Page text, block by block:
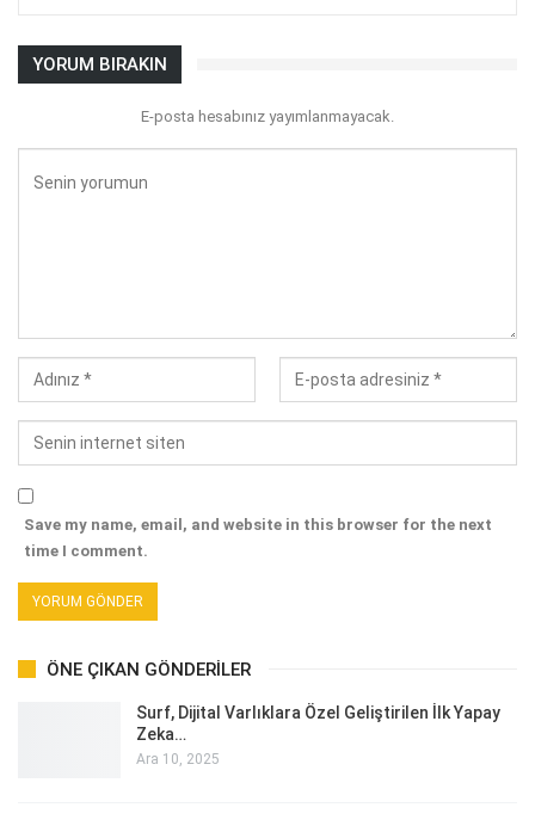
YORUM BIRAKIN
E-posta hesabınız yayımlanmayacak.
Save my name, email, and website in this browser for the next
time I comment.
ÖNE ÇIKAN GÖNDERILER
Surf, Dijital Varlıklara Özel Geliştirilen İlk Yapay
Zeka…
Ara 10, 2025